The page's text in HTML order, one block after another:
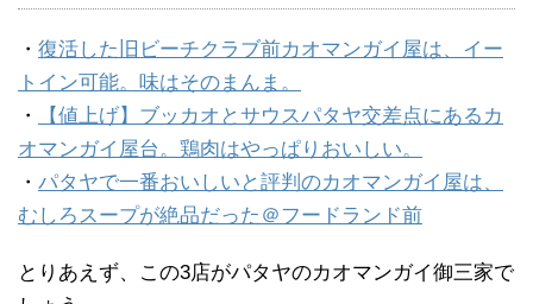
・ 復活した旧ビーチクラブ前カオマンガイ屋は、イー
トイン可能。味はそのまんま。
・
【値上げ】ブッカオとサウスパタヤ交差点にあるカ
オマンガイ屋台。鶏肉はやっぱりおいしい。
・ パタヤで一番おいしいと評判のカオマンガイ屋は、
むしろスープが絶品だった＠フードランド前
とりあえず、この3店がパタヤのカオマンガイ御三家で